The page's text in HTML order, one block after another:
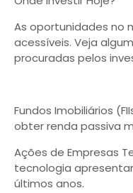
As oportunidades no
acessíveis. Veja
procuradas pelos
Fundos Imobiliários
obter renda passiva
Ações de Empresas
tecnologia
últimos anos.